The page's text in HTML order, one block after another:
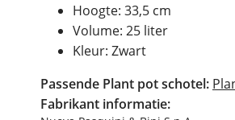
Hoogte: 33,5 cm
Volume: 25 liter
Kleur: Zwart
Passende Plant pot schotel:
Fabrikant informatie: